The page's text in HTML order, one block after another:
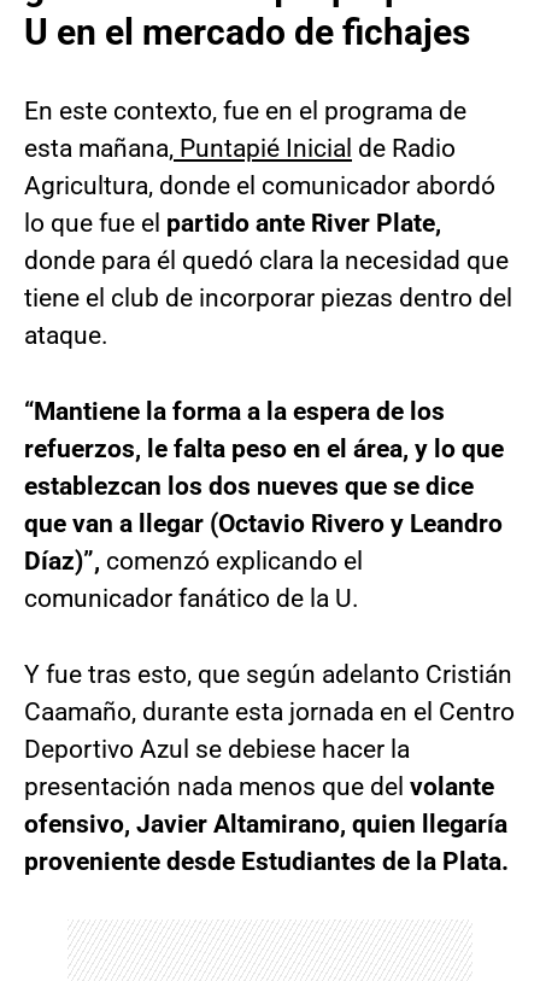
U en el mercado de fichajes
En este contexto, fue en el programa de
esta mañana, Puntapié Inicial de Radio
Agricultura, donde el comunicador abordó
lo que fue el partido ante River Plate,
donde para él quedó clara la necesidad que
tiene el club de incorporar piezas dentro del
ataque.
“Mantiene la forma a la espera de los
refuerzos, le falta peso en el área, y lo que
establezcan los dos nueves que se dice
que van a llegar (Octavio Rivero y Leandro
Díaz)”, comenzó explicando el
comunicador fanático de la U.
Y fue tras esto, que según adelanto Cristián
Caamaño, durante esta jornada en el Centro
Deportivo Azul se debiese hacer la
presentación nada menos que del volante
ofensivo, Javier Altamirano, quien llegaría
proveniente desde Estudiantes de la Plata.